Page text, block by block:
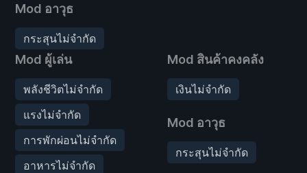
Mod อาวุธ
กระสุนไม่จำกัด
Mod ผู้เล่น
พลังชีวิตไม่จำกัด
แรงไม่จำกัด
การพักผ่อนไม่จำกัด
อาหารไม่จำกัด
Mod สินค้าคงคลัง
เงินไม่จำกัด
Mod อาวุธ
กระสุนไม่จำกัด